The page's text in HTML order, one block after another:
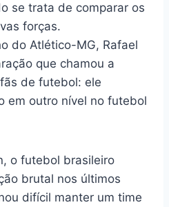
se trata de comparar os
forças.
do Atlético-MG, Rafael
que chamou a
de futebol: ele
em outro nível no futebol
o futebol brasileiro
brutal nos últimos
difícil manter um time